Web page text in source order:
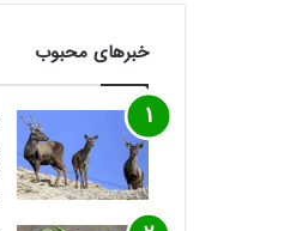
خبرهای محبوب